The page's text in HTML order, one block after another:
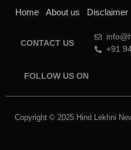
Home About us Disclaimer
CONTACT US
+91
FOLLOW US ON
Copyright © 2025 Hind Lekhni